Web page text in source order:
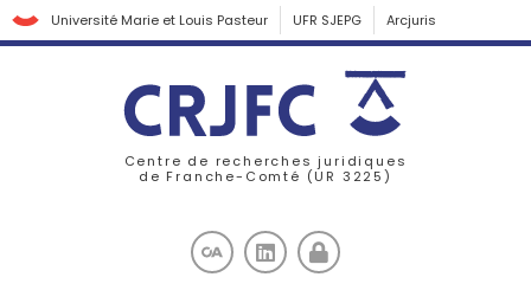
Université Marie et Louis Pasteur UFR SJEPG Arcjuris
Centre de recherches juridiques
de Franche-Comté (UR 3225)